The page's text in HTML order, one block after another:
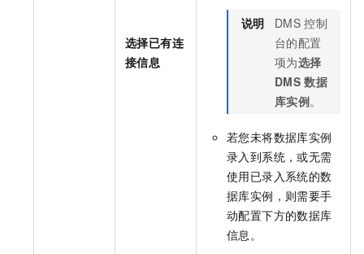
选择已有连
接信息
说明 DMS 控制
台的配置
项为选择
DMS 数据
库实例。
若您未将数据库实例
录入到系统，或无需
使用已录入系统的数
据库实例，则需要手
动配置下方的数据库
信息。